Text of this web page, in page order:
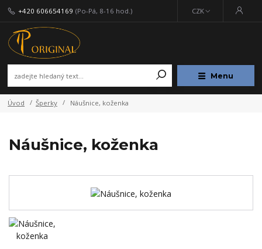
Menu
CZK
+420 606654169 (Po-Pá, 8-16 hod.)
Úvod Šperky Náušnice, koženka
Náušnice, koženka